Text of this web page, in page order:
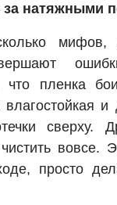
натяжными
мифов,
что пленка
и
вовсе.
просто